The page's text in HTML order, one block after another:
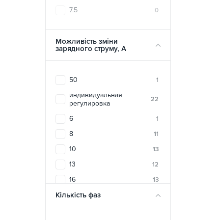
7.5 0
Можливість зміни
зарядного струму, A
50 1
индивидуальная
регулировка
22
6 1
8 11
10 13
13 12
16 13
20 6
24 5
Кількість фаз